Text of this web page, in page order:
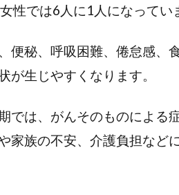
性では6人に1人になってい
便秘、呼吸困難、倦怠感、
が生じやすくなります。
では、がんそのものによる
家族の不安、介護負担など